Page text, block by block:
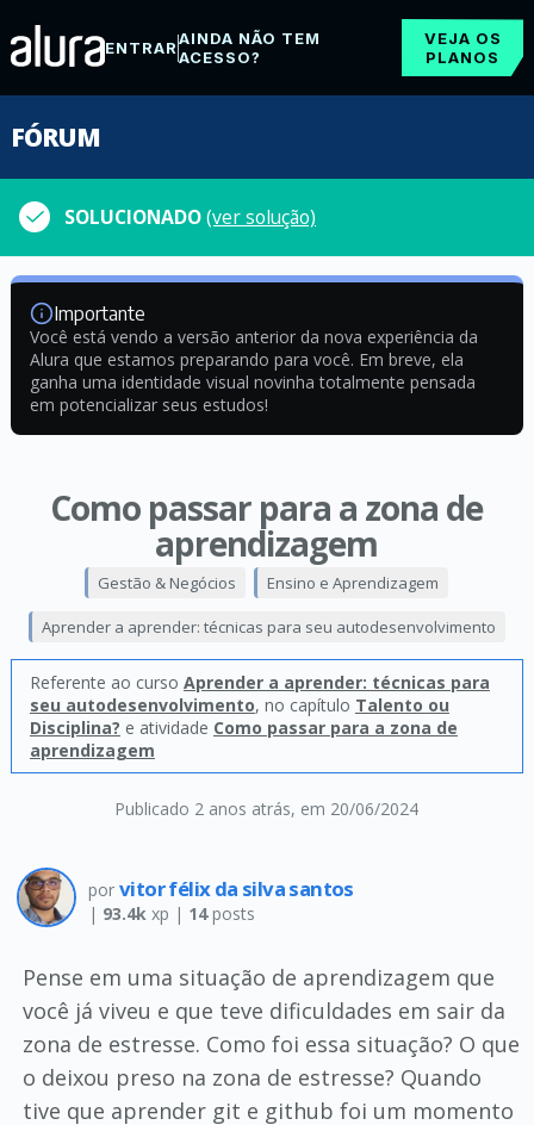
ENTRARAINDA NÃO TEM
ACESSO?
VEJA OS
PLANOS
FÓRUM
SOLUCIONADO(ver solução)
Importante
Você está vendo a versão anterior da nova experiência da
Alura que estamos preparando para você. Em breve, ela
ganha uma identidade visual novinha totalmente pensada
em potencializar seus estudos!
Como passar para a zona de
aprendizagem
Publicado 2 anos atrás, em 20/06/2024
Gestão & Negócios Ensino e Aprendizagem
Aprender a aprender: técnicas para seu autodesenvolvimento
Referente ao curso Aprender a aprender: técnicas para
seu autodesenvolvimento, no capítulo Talento ou
Disciplina? e atividade Como passar para a zona de
aprendizagem
por vitor félix da silva santos
| 93.4kxp | 14posts
Pense em uma situação de aprendizagem que
você já viveu e que teve dificuldades em sair da
zona de estresse. Como foi essa situação? O que
o deixou preso na zona de estresse? Quando
tive que aprender git e github foi um momento